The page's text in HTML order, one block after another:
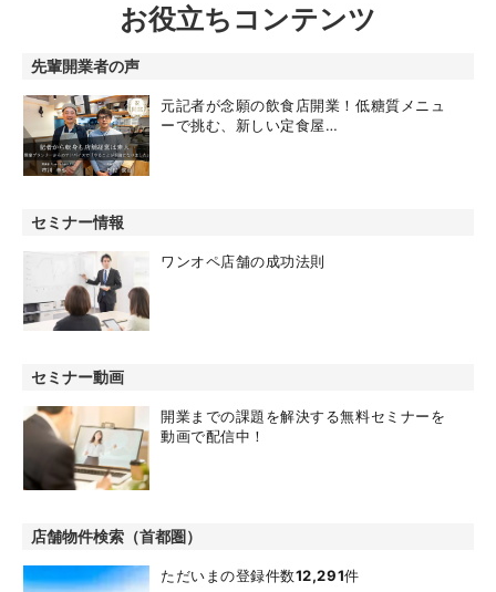
お役立ちコンテンツ
先輩開業者の声
元記者が念願の飲食店開業！低糖質メニュ
ーで挑む、新しい定食屋…
セミナー情報
ワンオペ店舗の成功法則
セミナー動画
開業までの課題を解決する無料セミナーを
動画で配信中！
店舗物件検索（首都圏）
ただいまの登録件数12,291件